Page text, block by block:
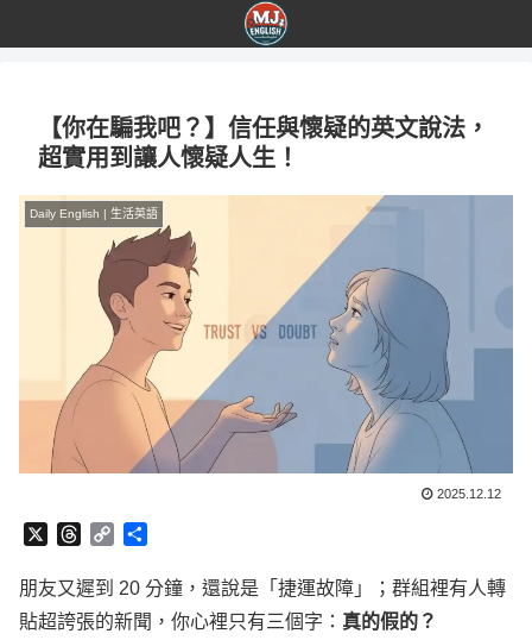
【你在騙我吧？】信任與懷疑的英文說法，
超實用到讓人懷疑人生！
Daily English | 生活英語
2025.12.12
r
a
C
p
L
朋友又遲到 20 分鐘，還說是「捷運故障」；群組裡有人轉
貼超誇張的新聞，你心裡只有三個字： 真的假的？